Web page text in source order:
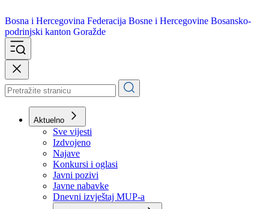
Bosna i Hercegovina
podrinjski kanton Goražde
Aktuelno
Sve vijesti
Izdvojeno
Najave
Konkursi i oglasi